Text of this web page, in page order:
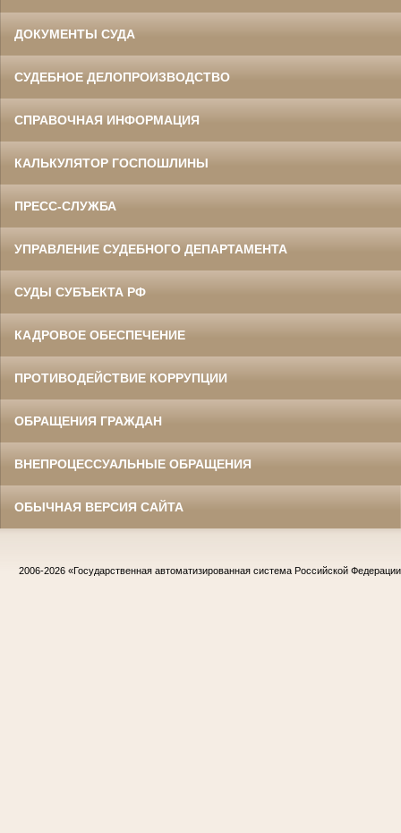
ДОКУМЕНТЫ СУДА
СУДЕБНОЕ ДЕЛОПРОИЗВОДСТВО
СПРАВОЧНАЯ ИНФОРМАЦИЯ
КАЛЬКУЛЯТОР ГОСПОШЛИНЫ
ПРЕСС-СЛУЖБА
УПРАВЛЕНИЕ СУДЕБНОГО ДЕПАРТАМЕНТА
СУДЫ СУБЪЕКТА РФ
КАДРОВОЕ ОБЕСПЕЧЕНИЕ
ПРОТИВОДЕЙСТВИЕ КОРРУПЦИИ
ОБРАЩЕНИЯ ГРАЖДАН
ВНЕПРОЦЕССУАЛЬНЫЕ ОБРАЩЕНИЯ
ОБЫЧНАЯ ВЕРСИЯ САЙТА
2006-2026 «Государственная автоматизированная система Российской